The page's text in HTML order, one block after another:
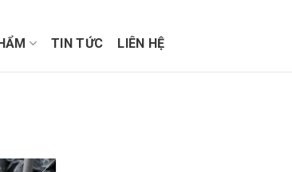
TIN TỨC LIÊN HỆ